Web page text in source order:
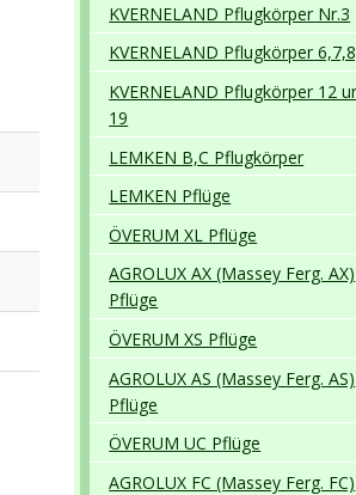
KVERNELAND Pflugkörper Nr.3
KVERNELAND Pflugkörper
KVERNELAND Pflugkörper 12
19
LEMKEN B,C Pflugkörper
LEMKEN Pflüge
ÖVERUM XL Pflüge
AGROLUX AX (Massey Ferg. AX)
Pflüge
ÖVERUM XS Pflüge
AGROLUX AS (Massey Ferg. AS)
Pflüge
ÖVERUM UC Pflüge
AGROLUX FC (Massey Ferg. FC)